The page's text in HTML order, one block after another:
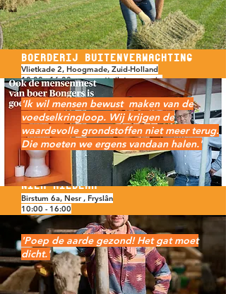
Marrit en Bas
Boerderij Buitenverwachting
Vlietkade 2, Hoogmade, Zuid-Holland
10:00 - 16:00, composttoilet aanwezig
Niek Miedema
Birstum 6a, Nesr , Fryslân
10:00 - 16:00
'Ik wil mensen bewust maken van de
voedselkringloop. Wij krijgen de
waardevolle grondstoffen niet meer terug.
Die moeten we ergens vandaan halen.'
'Poep de aarde gezond! Het gat moet
dicht.'